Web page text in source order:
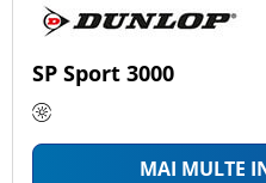
SP Sport 3000
MAI MULTE